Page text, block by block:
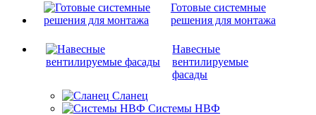
Готовые системные
решения для монтажа
Навесные
вентилируемые
фасады
Сланец
Системы НВФ